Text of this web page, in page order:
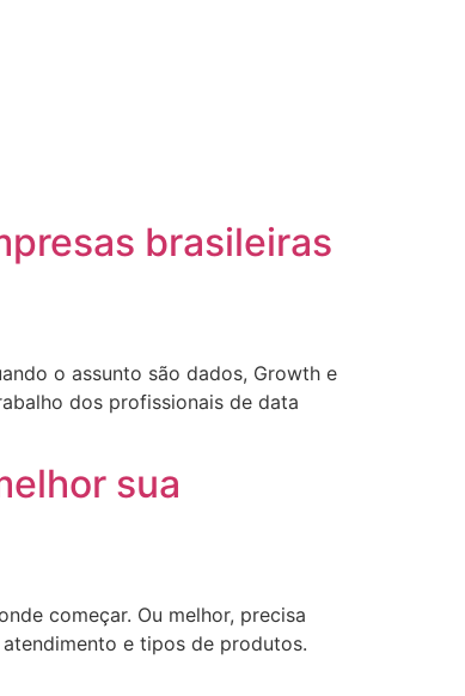
brasileiras
o assunto são dados, Growth e
dos profissionais de data
sua
começar. Ou melhor, precisa
e tipos de produtos.